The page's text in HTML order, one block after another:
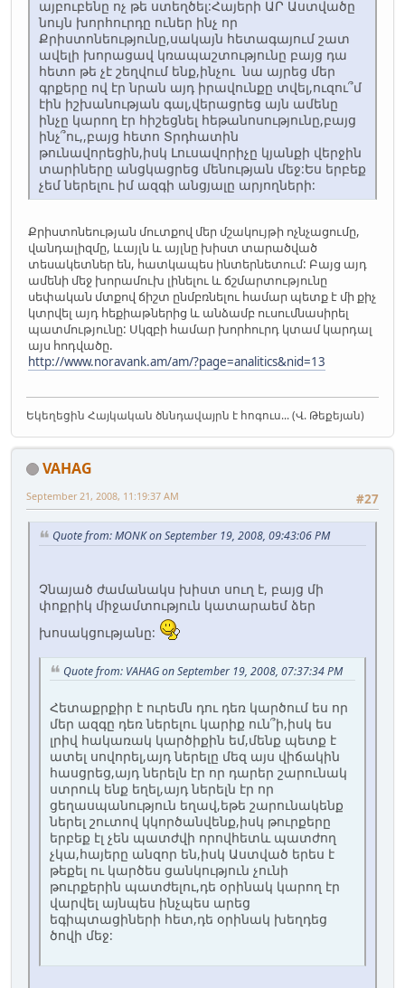
այբուբենը ոչ թե ստեղծել:Հայերի ԱՐ Աստվածը
նույն խորհուրդը ուներ ինչ որ
Քրիստոնեությունը,սակայն հետագայում շատ
ավելի խորացավ կռապաշտությունը բայց դա
հետո թե չէ շեղվում ենք,ինչու նա այրեց մեր
գրքերը ով էր նրան այդ իրավունքը տվել,ուզու՞մ
էին իշխանության գալ,վերացրեց այն ամենը
ինչը կարող էր հիշեցնել հեթանոսությունը,բայց
ինչ՞ու,,բայց հետո Տրդհատին
թունավորեցին,իսկ Լուսավորիչը կյանքի վերջին
տարիները անցկացրեց մենության մեջ:Ես երբեք
չեմ ներելու իմ ազգի անցյալը արյողների:
Քրիստոնեության մուտքով մեր մշակույթի ոչնչացումը,
վանդալիզմը, ևայլն և այլնը խիստ տարածված
տեսակետներ են, հատկապես ինտերնետում: Բայց այդ
ամենի մեջ խորամուխ լինելու և ճշմարտությունը
սեփական մտքով ճիշտ ընմբռնելու համար պետք է մի քիչ
կտրվել այդ հեքիաթներից և անձամբ ուսումնասիրել
պատմությունը: Սկզբի համար խորհուրդ կտամ կարդալ
այս հոդվածը.
http://www.noravank.am/am/?page=analitics&nid=13
Եկեղեցին Հայկական ծննդավայրն է հոգուս... (Վ. Թեքեյան)
VAHAG
#27
September 21, 2008, 11:19:37 AM
Quote from: MONK on September 19, 2008, 09:43:06 PM
Չնայած ժամանակս խիստ սուղ է, բայց մի
փոքրիկ միջամտություն կատարաեմ ձեր
խոսակցությանը:
Quote from: VAHAG on September 19, 2008, 07:37:34 PM
Հետաքրքիր է ուրեմն դու դեռ կարծում ես որ
մեր ազգը դեռ ներելու կարիք ուն՞ի,իսկ ես
լրիվ հակառակ կարծիքին եմ,մենք պետք է
ատել սովորել,այդ ներելը մեզ այս վիճակին
հասցրեց,այդ ներելն էր որ դարեր շարունակ
ստրուկ ենք եղել,այդ ներելն էր որ
ցեղասպանություն եղավ,եթե շարունակենք
ներել շուտով կկործանվենք,իսկ թուրքերը
երբեք էլ չեն պատժվի որովհետև պատժող
չկա,հայերը անզոր են,իսկ Աստված երես է
թեքել ու կարծես ցանկություն չունի
թուրքերին պատժելու,դե օրինակ կարող էր
վարվել այնպես ինչպես արեց
եգիպտացիների հետ,դե օրինակ խեղդեց
ծովի մեջ: